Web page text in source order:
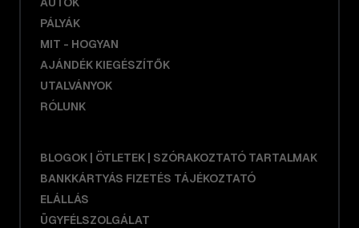
PÁLYÁK
MIT - HOGYAN
AJÁNDÉK KIEGÉSZÍTŐK
UTALVÁNYOK
RÓLUNK
BLOGOK | ÖTLETEK | SZÓRAKOZTATÓ TARTALMAK
BANKKÁRTYÁS FIZETÉS TÁJÉKOZTATÓ
ELÁLLÁS
ÜGYFÉLSZOLGÁLAT